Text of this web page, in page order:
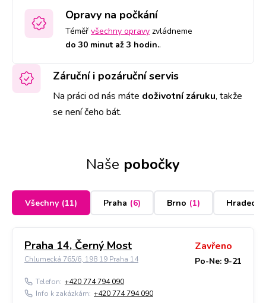
Opravy na počkání
Téměř všechny opravy zvládneme
do 30 minut až 3 hodin..
Záruční i pozáruční servis
Na práci od nás máte doživotní záruku, takže
se není čeho bát.
Naše pobočky
Všechny (11) Praha (6) Brno (1) Hradec
Praha 14, Černý Most
Chlumecká 765/6, 198 19 Praha 14
Zavřeno
Po-Ne: 9-21
Telefon: +420 774 794 090
Info k zakázkám: +420 774 794 090